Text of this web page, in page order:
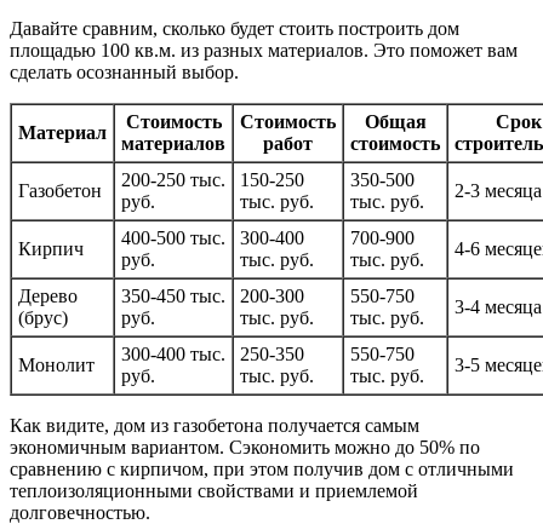
Давайте сравним, сколько будет стоить построить дом
площадью 100 кв.м. из разных материалов. Это поможет вам
сделать осознанный выбор.
Материал
Стоимость
материалов
Стоимость
работ
Общая
стоимость
Срок
Газобетон
200-250 тыс.
руб.
150-250
тыс. руб.
350-500
тыс. руб.
2-3 месяца
Кирпич
400-500 тыс.
руб.
300-400
тыс. руб.
700-900
тыс. руб.
4-6
Дерево
(брус)
350-450 тыс.
руб.
200-300
тыс. руб.
550-750
тыс. руб.
3-4 месяца
Монолит
300-400 тыс.
руб.
250-350
тыс. руб.
550-750
тыс. руб.
3-5
Как видите, дом из газобетона получается самым
экономичным вариантом. Сэкономить можно до 50% по
сравнению с кирпичом, при этом получив дом с отличными
теплоизоляционными свойствами и приемлемой
долговечностью.